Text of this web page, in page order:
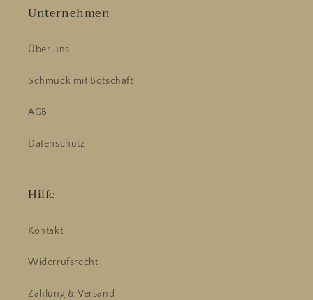
Unternehmen
Über uns
Schmuck mit Botschaft
AGB
Datenschutz
Hilfe
Kontakt
Widerrufsrecht
Zahlung & Versand